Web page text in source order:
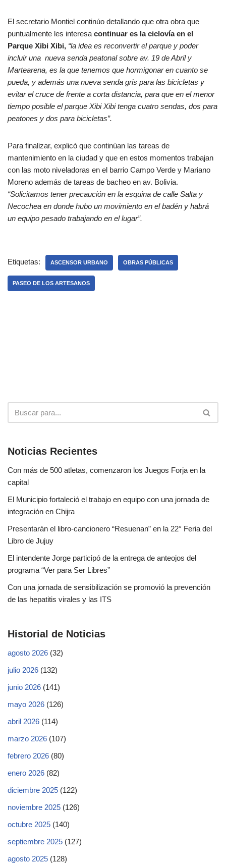
El secretario Montiel continúo detallando que otra obra que
puntualmente les interesa continuar es la ciclovía en el
Parque Xibi Xibi, “la idea es reconvertir el parque y poder
incluir una nueva senda peatonal sobre av. 19 de Abril y
Martearena, es la que tenemos que hormigonar en cuanto se
pueda, y además una nueva senda gris para las bicicletas y
evitar el cruce de frente a corta distancia, para que en el menor
tiempo posible el parque Xibi Xibi tenga cuatro sendas, dos para
peatones y dos para bicicletas”.
Para finalizar, explicó que continúan las tareas de
mantenimiento en la ciudad y que en estos momentos trabajan
con las moto niveladoras en el barrio Campo Verde y Mariano
Moreno además de tareas de bacheo en av. Bolivia.
“Solicitamos tener precaución en la esquina de calle Salta y
Necochea en donde hubo un movimiento en el badén y habrá
un equipo pesado trabajando en el lugar”.
Etiquetas: ASCENSOR URBANO OBRAS PÚBLICAS
PASEO DE LOS ARTESANOS
Noticias Recientes
Con más de 500 atletas, comenzaron los Juegos Forja en la
capital
El Municipio fortaleció el trabajo en equipo con una jornada de
integración en Chijra
Presentarán el libro-cancionero “Resuenan” en la 22° Feria del
Libro de Jujuy
El intendente Jorge participó de la entrega de anteojos del
programa “Ver para Ser Libres”
Con una jornada de sensibilización se promovió la prevención
de las hepatitis virales y las ITS
Historial de Noticias
agosto 2026 (32)
julio 2026 (132)
junio 2026 (141)
mayo 2026 (126)
abril 2026 (114)
marzo 2026 (107)
febrero 2026 (80)
enero 2026 (82)
diciembre 2025 (122)
noviembre 2025 (126)
octubre 2025 (140)
septiembre 2025 (127)
agosto 2025 (128)